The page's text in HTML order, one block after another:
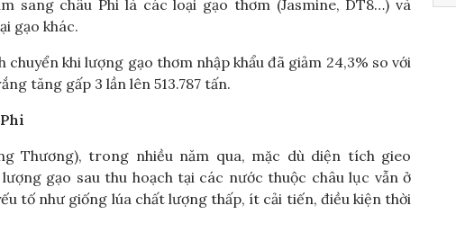
sang châu Phi là các loại gạo thơm (Jasmine, DT8…) và
gạo khác.
khi lượng gạo thơm nhập khẩu đã giảm 24,3% so với
tăng gấp 3 lần lên 513.787 tấn.
Thương), trong nhiều năm qua, mặc dù diện tích gieo
gạo sau thu hoạch tại các nước thuộc châu lục vẫn ở
tố như giống lúa chất lượng thấp, ít cải tiến, điều kiện thời